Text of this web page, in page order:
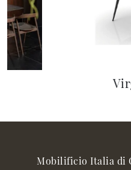
Mobilificio Italia di